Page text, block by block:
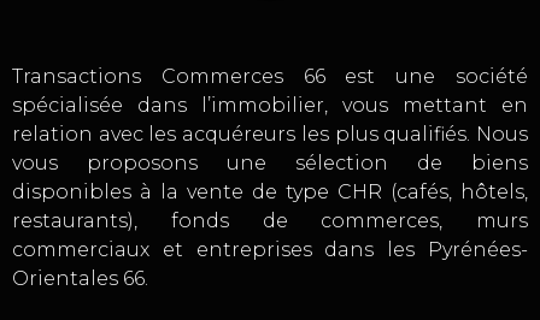
Transactions Commerces 66 est une société
spécialisée dans l’immobilier, vous mettant en
relation avec les acquéreurs les plus qualifiés. Nous
vous proposons une sélection de biens
disponibles à la vente de type CHR (cafés, hôtels,
restaurants), fonds de commerces, murs
commerciaux et entreprises dans les Pyrénées-
Orientales 66.